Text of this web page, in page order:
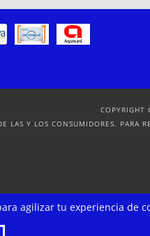
agilizar tu experiencia de
COPYRIGHT
LAS Y LOS CONSUMIDORES. PARA